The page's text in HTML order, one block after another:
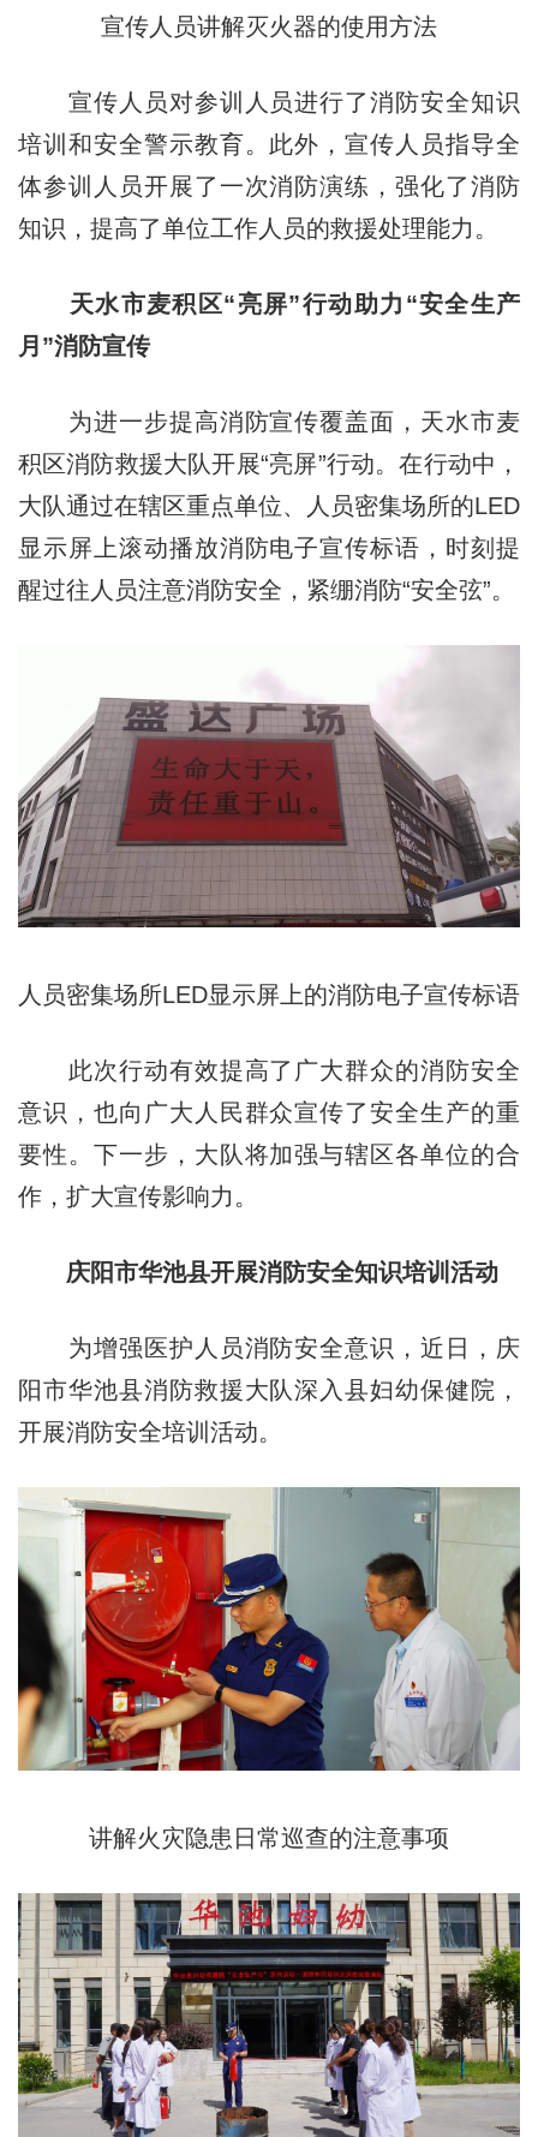
宣传人员讲解灭火器的使用方法
宣传人员对参训人员进行了消防安全知识
培训和安全警示教育。此外，宣传人员指导全
体参训人员开展了一次消防演练，强化了消防
知识，提高了单位工作人员的救援处理能力。
天水市麦积区“亮屏”行动助力“安全生产
月”消防宣传
为进一步提高消防宣传覆盖面，天水市麦
积区消防救援大队开展“亮屏”行动。在行动中，
大队通过在辖区重点单位、人员密集场所的LED
显示屏上滚动播放消防电子宣传标语，时刻提
醒过往人员注意消防安全，紧绷消防“安全弦”。
人员密集场所LED显示屏上的消防电子宣传标语
此次行动有效提高了广大群众的消防安全
意识，也向广大人民群众宣传了安全生产的重
要性。下一步，大队将加强与辖区各单位的合
作，扩大宣传影响力。
庆阳市华池县开展消防安全知识培训活动
为增强医护人员消防安全意识，近日，庆
阳市华池县消防救援大队深入县妇幼保健院，
开展消防安全培训活动。
讲解火灾隐患日常巡查的注意事项